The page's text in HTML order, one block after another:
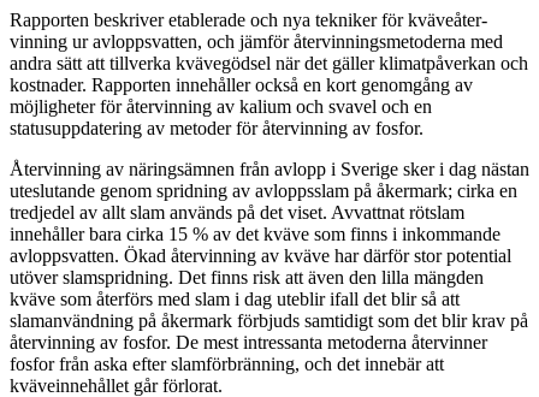
Rapporten beskriver etablerade och nya tekniker för kväveåter­
vinning ur avloppsvatten, och jämför återvinningsmetoderna med
andra sätt att tillverka kvävegödsel när det gäller klimat­påverkan och
kostnader. Rapporten innehåller också en kort genomgång av
möjligheter för återvinning av kalium och svavel och en
statusuppdatering av metoder för återvinning av fosfor.
Återvinning av näringsämnen från avlopp i Sverige sker i dag nästan
uteslutande genom spridning av avloppsslam på åkermark; cirka en
tredjedel av allt slam används på det viset. Avvattnat rötslam
innehåller bara cirka 15 % av det kväve som finns i inkom­mande
avloppsvatten. Ökad återvinning av kväve har därför stor potential
utöver slam­spridning. Det finns risk att även den lilla mängden
kväve som återförs med slam i dag uteblir ifall det blir så att
slamanvändning på åkermark förbjuds samtidigt som det blir krav på
återvinning av fosfor. De mest intressanta metoderna återvinner
fosfor från aska efter slamförbränning, och det innebär att
kväveinnehållet går förlorat.